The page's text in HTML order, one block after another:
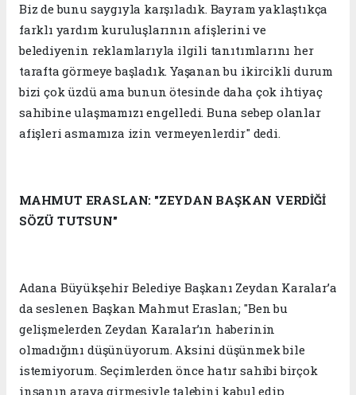
Biz de bunu saygıyla karşıladık. Bayram yaklaştıkça
farklı yardım kuruluşlarının afişlerini ve
belediyenin reklamlarıyla ilgili tanıtımlarını her
tarafta görmeye başladık. Yaşanan bu ikircikli durum
bizi çok üzdü ama bunun ötesinde daha çok ihtiyaç
sahibine ulaşmamızı engelledi. Buna sebep olanlar
afişleri asmamıza izin vermeyenlerdir" dedi.
MAHMUT ERASLAN: "ZEYDAN BAŞKAN VERDİĞİ
SÖZÜ TUTSUN"
Adana Büyükşehir Belediye Başkanı Zeydan Karalar’a
da seslenen Başkan Mahmut Eraslan; "Ben bu
gelişmelerden Zeydan Karalar’ın haberinin
olmadığını düşünüyorum. Aksini düşünmek bile
istemiyorum. Seçimlerden önce hatır sahibi birçok
insanın araya girmesiyle talebini kabul edip